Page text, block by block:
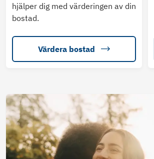
hjälper dig med värderingen av din
bostad.
Värdera bostad